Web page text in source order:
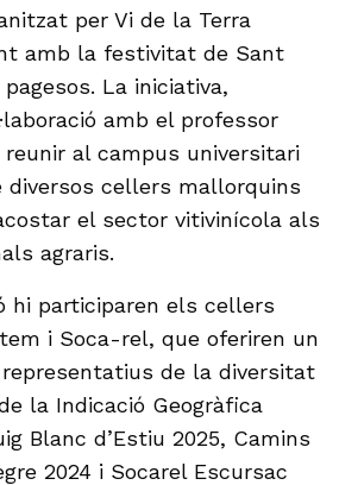
per Vi de la Terra
amb la festivitat de Sant
La iniciativa,
amb el professor
reunir al campus universitari
diversos cellers mallorquins
el sector vitivinícola als
agraris.
hi participaren els cellers
i Soca-rel, que oferiren un
de la diversitat
la Indicació Geogràfica
Blanc d’Estiu 2025, Camins
2024 i Socarel Escursac